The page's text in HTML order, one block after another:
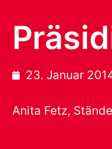
23. Januar
Anita Fetz,